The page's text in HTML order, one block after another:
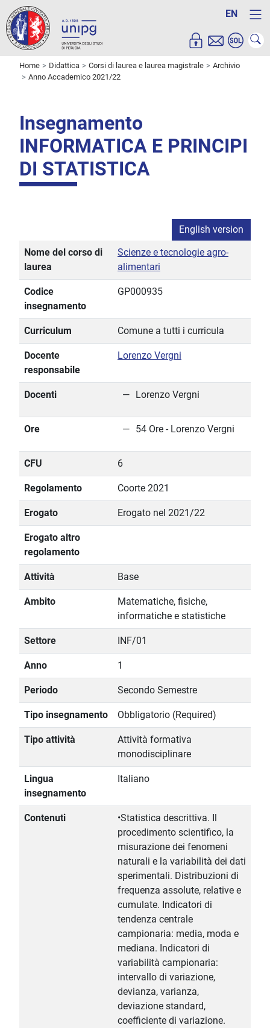
EN
Home Didattica Corsi di laurea e laurea magistrale
Archivio
Anno Accademico 2021/22
Insegnamento
INFORMATICA E PRINCIPI
DI STATISTICA
English version
Nome del corso di
laurea
Scienze e tecnologie agro-
alimentari
Codice
insegnamento
GP000935
Curriculum Comune a tutti i curricula
Docente
responsabile
Lorenzo Vergni
Docenti Lorenzo Vergni
Ore 54 Ore - Lorenzo Vergni
CFU 6
Regolamento Coorte 2021
Erogato Erogato nel 2021/22
Erogato altro
regolamento
Attività Base
Ambito
Matematiche, fisiche,
informatiche e statistiche
Settore INF/01
Anno 1
Periodo Secondo Semestre
Tipo insegnamento Obbligatorio (Required)
Tipo attività
Attività formativa
monodisciplinare
Lingua
insegnamento
Italiano
Contenuti
•Statistica descrittiva. Il
procedimento scientifico, la
misurazione dei fenomeni
naturali e la variabilità dei dati
sperimentali. Distribuzioni di
frequenza assolute, relative e
cumulate. Indicatori di
tendenza centrale
campionaria: media, moda e
mediana. Indicatori di
variabilità campionaria:
intervallo di variazione,
devianza, varianza,
deviazione standard,
coefficiente di variazione.